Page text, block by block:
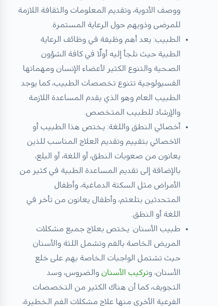
ووصف الأدوية، وتقديم المعلومات والثقافة اللازمة
للمرضى وذويهم حول الرعاية المستمرة.
الطبيب: يعد أهم وظيفة في وظائف الرعاية
الطبية حيث نلجأ إليه أولًا في كافة الشؤون
الصحية والتنوع الكثير لأعضاء الإنسان ومهماتها
الفسيولوجية تتنوع تخصصات الطبيب، كما يوجد
الطبيب العام وهو الذي يقدم المساعدة اللازمة
والإرشاد للطبيب المتخصص.
أخصائي النطق واللغة: يختص هذا الطبيب أو
الاخصائي بتقييم وتقديم العلاج المناسب للذين
يعانون من صعوبات النطق، أو اللغة، أو البلع،
بالإضافة إلى تقديم المساعدة الطبية في كثير من
الأمراض مثل السكتة الدماغية، وأطفال
المتحدثين بتلعثم، وأطفال يعانون من تأخر في
اللغة أو النطق.
طبيب الأسنان: يختص بعلاج جميع مشكلات
المريض الخاصة بالفم وتشمل اللثة والأسنان
حيث تشتمل الواجبات الخاصة بهم على خلع
الأسنان، وتركيب الأسنان والضروس، وسد
التجويف، كما أن هناك الكثير من التخصصات
الفرعية الأخرى منها علاج مشكلات الفم الخطيرة،